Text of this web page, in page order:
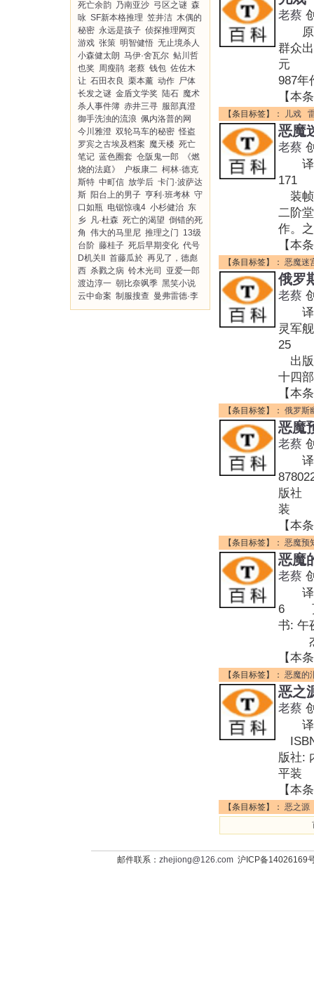
死亡余韵 乃南亚沙 弓区之谜 森
咏 SF新本格推理 笠井洁 木偶的
秘密 永远是孩子 侦探推理网页
游戏 张策 明智健悟 无止境杀人
小森健太朗 马伊·舍瓦尔 鲇川哲
也奖 周瘦鹃 老蔡 钱包 佐佐木
让 石田衣良 栗本薰 动作 尸体
长发之谜 金盾文学奖 陆石 魔术
杀人事件簿 赤井三寻 服部真澄
御手洗浊的流浪 佩内洛普的网
今川雅澄 双轮马车的秘密 怪盗
罗宾之古埃及档案 魔天楼 死亡
笔记 蓝色圈套 仓阪鬼一郎
《燃
烧的法庭》
户板康二 柯林·德克
斯特 中町信 放学后 卡门·波萨达
斯 阳台上的男子 亨利·班考林 守
口如瓶 电锯惊魂4 小杉健治 东
乡 凡·杜森 死亡的渴望 倒错的死
角 伟大的马里尼 推理之门 13级
台阶 藤桂子 死后早期变化 代号
D机关II
首藤瓜於 再见了，德彪
西 杀戮之病 铃木光司
亚爱一郎
渡边淳一 朝比奈飒季 黑笑小说
云中命案 制服搜查 曼弗雷德·李
老蔡
原
群众
元
987年
【本
【条目标签】： 儿戏
恶魔
老蔡
译
171
装
二阶
作。之
【本
【条目标签】： 恶魔迷
俄罗
老蔡
译
灵军
25
出版
十四部
【本
【条目标签】： 俄罗斯
恶魔
老蔡
译
版社
装
【本
【条目标签】： 恶魔预
恶魔
老蔡
译
6 页
书:
杰
【本
【条目标签】： 恶魔的
恶之
老蔡
译
版社:
平装
【本
【条目标签】： 恶之源
邮件联系： zhejiong@126.com沪ICP备14026169